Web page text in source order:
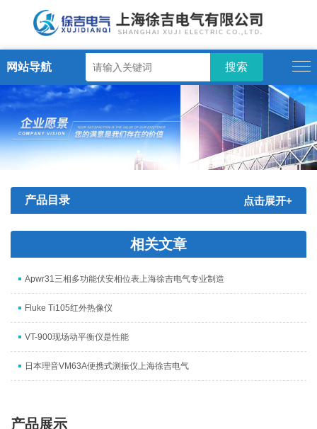
网站导航
产品目录 点击展开+
相关文章
Apwr31三相多功能伏安相位表上海徐吉电气专业制造
Fluke Ti105红外热像仪
VT-900现场动平衡仪是性能
日本理音VM63A便携式测振仪上海徐吉电气
产品展示